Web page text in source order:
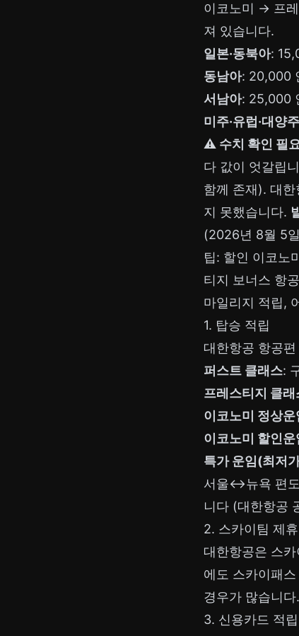
이코노미 → 프
져 있습니다.
일본·동북아:
동남아: 20,000
서남아: 25,000
미주·유럽·대양주
⚠️ 수치 확인 필요
다 값이 엇갈립
함께 존재). 대
지 못했습니다.
(2026년 8월 5
팁: 할인 이코노
티지 보너스 항
마일리지 적립,
1. 탑승 적립
대한항공 항공
퍼스트 클래스:
프레스티지 클래
이코노미 정상
이코노미 할인운
특가 운임(최저
서울↔뉴욕 편도
니다 (대한항공
2. 스카이팀 제
대한항공은 스
에도 스카이패
경우가 많습니다.
3. 신용카드 적